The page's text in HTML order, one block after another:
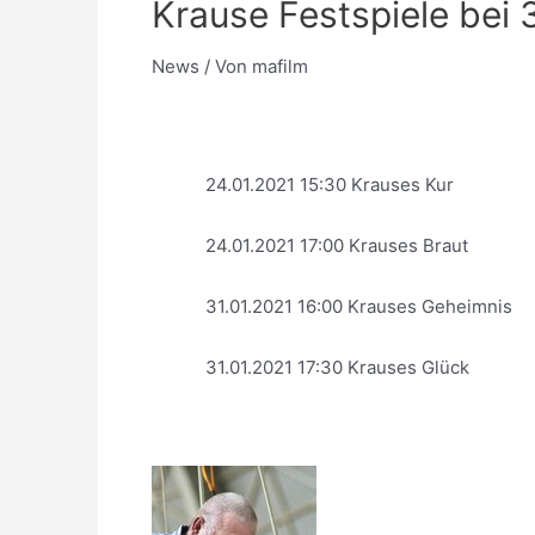
Krause Festspiele bei
News / Von mafilm
24.01.2021 15:30 Krauses Kur
24.01.2021 17:00 Krauses Braut
31.01.2021 16:00 Krauses Geheimnis
31.01.2021 17:30 Krauses Glück